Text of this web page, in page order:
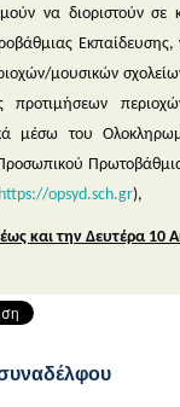
να διοριστούν σε
μουσικών
προτιμήσεων
μέσω του
https://opsyd.sch.gr),
και την Δευτέρα 10